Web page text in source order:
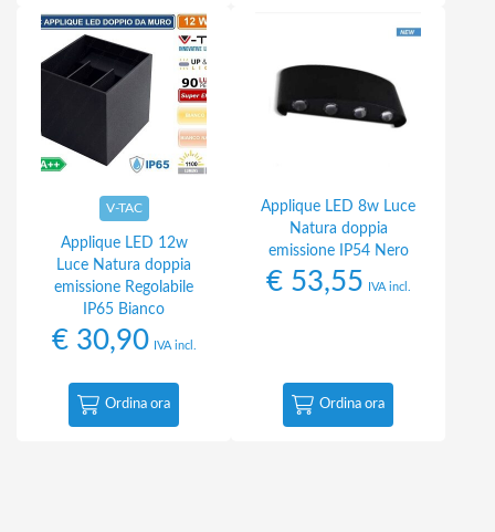
V-TAC
Applique LED 12w
Luce Natura doppia
emissione Regolabile
IP65 Bianco
€30,90 IVA incl.
Ordina ora
Applique LED 8w Luce
Natura doppia
emissione IP54 Nero
€53,55 IVA incl.
Ordina ora